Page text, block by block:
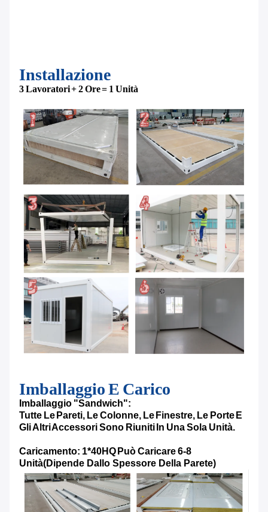
Installazione
3 Lavoratori + 2 Ore = 1 Unità
Imballaggio E Carico
Imballaggio "sandwich":
Tutte Le Pareti, Le Colonne, Le Finestre, Le Porte E
Gli Altri Accessori Sono Riuniti In Una Sola Unità.
Caricamento: 1*40HQ Può Caricare 6-8
Unità(Dipende Dallo Spessore Della Parete)